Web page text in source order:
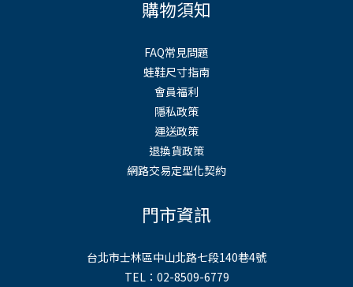
購物須知
FAQ常見問題
蛙鞋尺寸指南
會員福利
隱私政策
運送政策
退換貨政策
網路交易定型化契約
門市資訊
台北市士林區中山北路七段140巷4號
TEL：02-8509-6779